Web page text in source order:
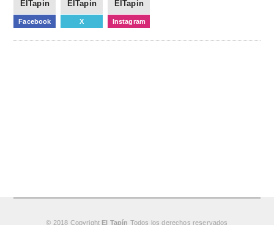
ElTapin
Facebook
ElTapin
X
ElTapin
Instagram
© 2018 Copyright El Tapín Todos los derechos reservados